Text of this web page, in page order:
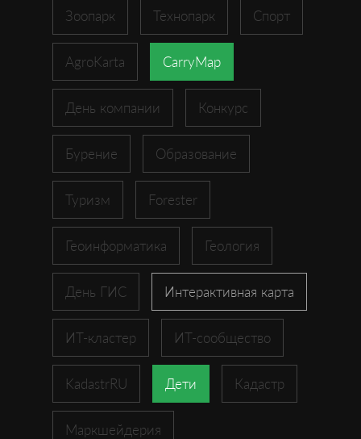
Зоопарк Технопарк Спорт
AgroKarta CarryMap
День компании Конкурс
Бурение Образование
Туризм Forester
Геоинформатика Геология
День ГИС Интерактивная карта
ИТ-кластер ИТ-сообщество
KadastrRU Дети Кадастр
Маркшейдерия